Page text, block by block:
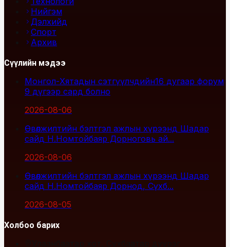
Нийгэм
Дэлхийд
Спорт
Архив
Сүүлийн мэдээ
Монгол-Хятадын сэтгүүлчдийн16 дугаар форум
9 дүгээр сард болно
2026-08-06
Өвөлжилтийн бэлтгэл ажлын хүрээнд Шадар
сайд Н.Номтойбаяр Дорноговь ай...
2026-08-06
Өвөлжилтийн бэлтгэл ажлын хүрээнд Шадар
сайд Н.Номтойбаяр Дорнод, Сүхб...
2026-08-05
Холбоо барих